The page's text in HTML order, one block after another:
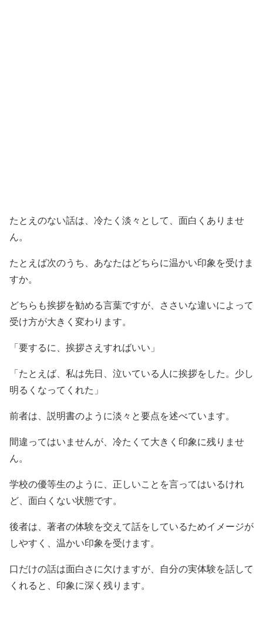
たとえのない話は、冷たく淡々として、面白くありませ
ん。
たとえば次のうち、あなたはどちらに温かい印象を受けま
すか。
どちらも挨拶を勧める言葉ですが、ささいな違いによって
受け方が大きく変わります。
「要するに、挨拶さえすればいい」
「たとえば、私は先日、泣いている人に挨拶をした。少し
明るくなってくれた」
前者は、説明書のように淡々と要点を述べています。
間違ってはいませんが、冷たくて大きく印象に残りませ
ん。
学校の優等生のように、正しいことを言ってはいるけれ
ど、面白くない状態です。
後者は、著者の体験を交えて話をしているためイメージが
しやすく、温かい印象を受けます。
口だけの話は面白さに欠けますが、自分の実体験を話して
くれると、印象に深く残ります。